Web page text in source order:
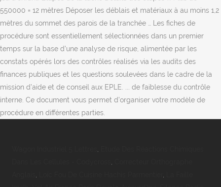
550000 = 12 mètres Déposer les déblais et matériaux à au moins 1,2
mètres du sommet des parois de la tranchée … Les fiches de
procédure sont essentiellement sélectionnées dans un premier
temps sur la base d’une analyse de risque, alimentée par les
constats opérés lors des contrôles réalisés via les audits des
finances publiques et les questions soulevées dans le cadre de la
mission d’aide et de conseil aux EPLE. ... de faiblesse du contrôle
interne. Ce document vous permet d’organiser votre modèle de
procédure en différentes parties.